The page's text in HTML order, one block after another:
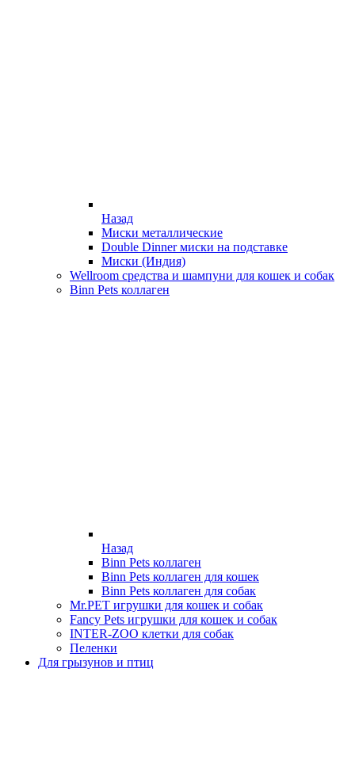
Назад
Миски металлические
Double Dinner миски на подставке
Миски (Индия)
Wellroom средства и шампуни для кошек и собак
Binn Pets коллаген
Назад
Binn Pets коллаген
Binn Pets коллаген для кошек
Binn Pets коллаген для собак
Mr.PET игрушки для кошек и собак
Fancy Pets игрушки для кошек и собак
INTER-ZOO клетки для собак
Пеленки
Для грызунов и птиц